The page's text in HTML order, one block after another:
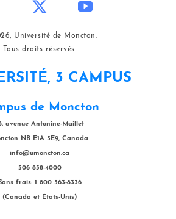
Université de Moncton.
Tous droits réservés.
3 CAMPUS
de Moncton
avenue Antonine-Maillet
NB E1A 3E9, Canada
info@umoncton.ca
506 858-4000
frais: 1 800 363-8336
(Canada et États-Unis)